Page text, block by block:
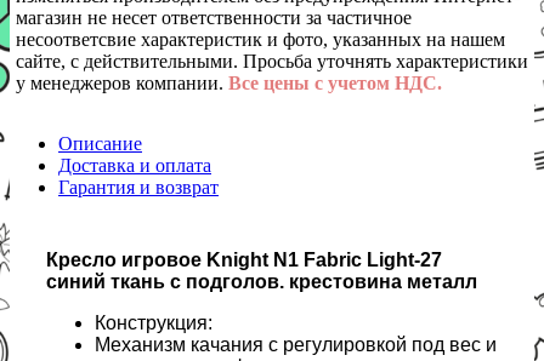
магазин не несет ответственности за частичное
несоответсвие характеристик и фото, указанных на нашем
сайте, с действительными. Просьба уточнять характеристики
у менеджеров компании. Все цены с учетом НДС.
Описание
Доставка и оплата
Гарантия и возврат
Кресло игровое Knight N1 Fabric Light-27
синий ткань с подголов. крестовина металл
Конструкция:
Механизм качания с регулировкой под вес и